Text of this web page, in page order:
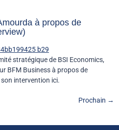
à propos de
stratégique de BSI Economics,
BFM Business à propos de
intervention ici.
Prochain →